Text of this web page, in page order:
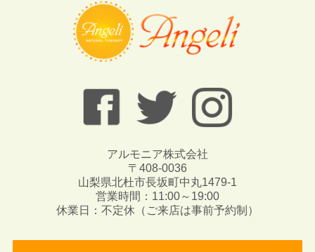
アルモニア株式会社
〒408-0036
山梨県北杜市長坂町中丸1479-1
営業時間：11:00～19:00
休業日：不定休（ご来店は事前予約制）